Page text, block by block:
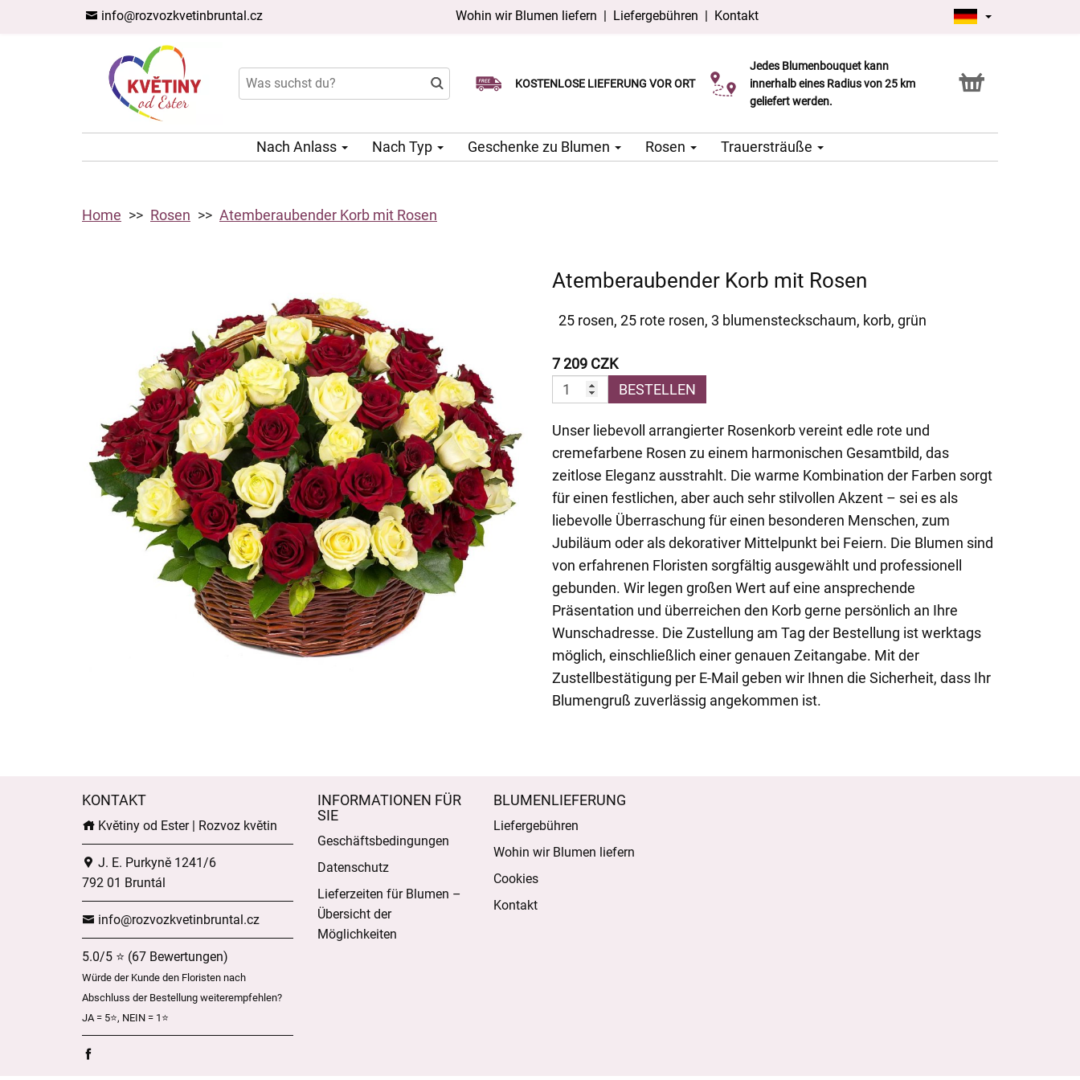
info@rozvozkvetinbruntal.cz Wohin wir Blumen liefern | Liefergebühren | Kontakt
KOSTENLOSE LIEFERUNG VOR ORT
Lieferung am selben Tag möglich
Wählen Sie Ihr Lieferdatum
Jedes Blumenbouquet kann
innerhalb eines Radius von 25 km
geliefert werden.
Click & Collect Service
Nach Anlass Nach Typ Geschenke zu Blumen Rosen Trauersträuße
Home Rosen Atemberaubender Korb mit Rosen
Atemberaubender Korb mit Rosen
25 rosen, 25 rote rosen, 3 blumensteckschaum, korb, grün
7 209 CZK
BESTELLEN
Unser liebevoll arrangierter Rosenkorb vereint edle rote und
cremefarbene Rosen zu einem harmonischen Gesamtbild, das
zeitlose Eleganz ausstrahlt. Die warme Kombination der Farben sorgt
für einen festlichen, aber auch sehr stilvollen Akzent – sei es als
liebevolle Überraschung für einen besonderen Menschen, zum
Jubiläum oder als dekorativer Mittelpunkt bei Feiern. Die Blumen sind
von erfahrenen Floristen sorgfältig ausgewählt und professionell
gebunden. Wir legen großen Wert auf eine ansprechende
Präsentation und überreichen den Korb gerne persönlich an Ihre
Wunschadresse. Die Zustellung am Tag der Bestellung ist werktags
möglich, einschließlich einer genauen Zeitangabe. Mit der
Zustellbestätigung per E-Mail geben wir Ihnen die Sicherheit, dass Ihr
Blumengruß zuverlässig angekommen ist.
KONTAKT
Květiny od Ester | Rozvoz květin
J. E. Purkyně 1241/6
792 01 Bruntál
info@rozvozkvetinbruntal.cz
5.0/5 ⭐ (67 Bewertungen)
Würde der Kunde den Floristen nach
Abschluss der Bestellung weiterempfehlen?
JA = 5⭐, NEIN = 1⭐
INFORMATIONEN FÜR
SIE
Geschäftsbedingungen
Datenschutz
Lieferzeiten für Blumen –
Übersicht der
Möglichkeiten
BLUMENLIEFERUNG
Liefergebühren
Wohin wir Blumen liefern
Cookies
Kontakt